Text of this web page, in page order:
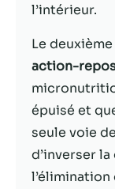
l’intérieur.
Le
action-
épuisé et
seule voie
d’inverser